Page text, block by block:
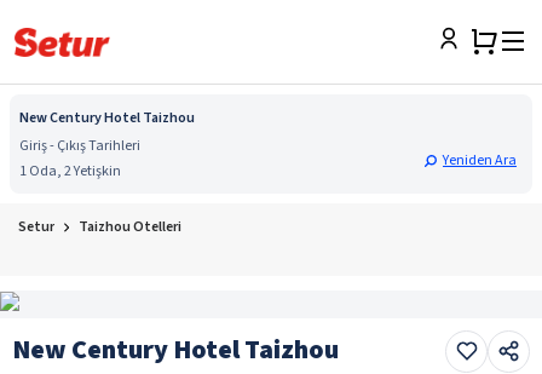
New Century Hotel Taizhou
Giriş - Çıkış Tarihleri
1 Oda, 2 Yetişkin
Yeniden Ara
Setur Taizhou Otelleri
New Century Hotel Taizhou